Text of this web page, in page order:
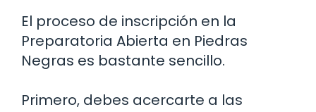
El proceso de inscripción en la
Preparatoria Abierta en Piedras
Negras es bastante sencillo.
Primero, debes acercarte a las